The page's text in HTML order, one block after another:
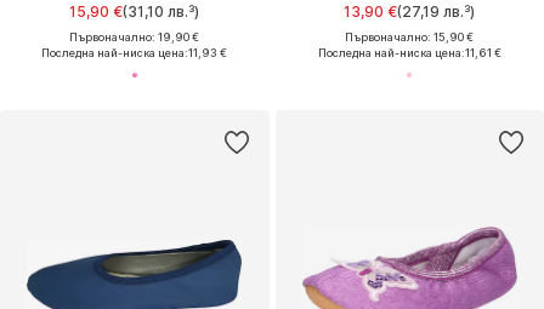
15,90 €(31,10 лв.³)
Първоначално: 19,90 €
Последна най-ниска цена:11,93 €
13,90 €(27,19 лв.³)
Първоначално: 15,90 €
Последна най-ниска цена:11,61 €